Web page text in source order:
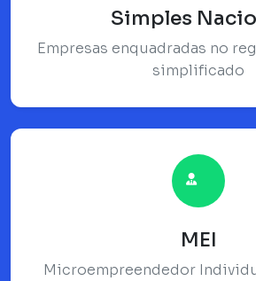
Simples
Empresas enquadradas no
simplificado
MEI
Microempreendedor